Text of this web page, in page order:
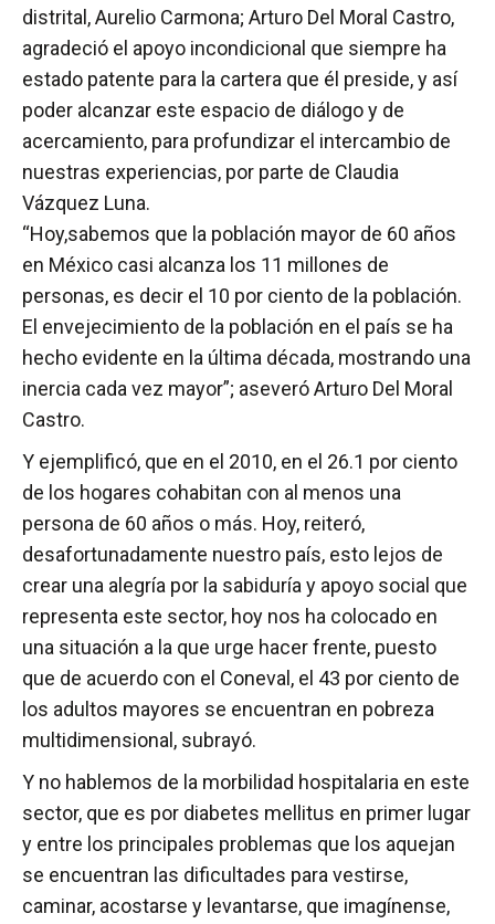
distrital, Aurelio Carmona; Arturo Del Moral Castro,
agradeció el apoyo incondicional que siempre ha
estado patente para la cartera que él preside, y así
poder alcanzar este espacio de diálogo y de
acercamiento, para profundizar el intercambio de
nuestras experiencias, por parte de Claudia
Vázquez Luna.
“Hoy,sabemos que la población mayor de 60 años
en México casi alcanza los 11 millones de
personas, es decir el 10 por ciento de la población.
El envejecimiento de la población en el país se ha
hecho evidente en la última década, mostrando una
inercia cada vez mayor”; aseveró Arturo Del Moral
Castro.
Y ejemplificó, que en el 2010, en el 26.1 por ciento
de los hogares cohabitan con al menos una
persona de 60 años o más. Hoy, reiteró,
desafortunadamente nuestro país, esto lejos de
crear una alegría por la sabiduría y apoyo social que
representa este sector, hoy nos ha colocado en
una situación a la que urge hacer frente, puesto
que de acuerdo con el Coneval, el 43 por ciento de
los adultos mayores se encuentran en pobreza
multidimensional, subrayó.
Y no hablemos de la morbilidad hospitalaria en este
sector, que es por diabetes mellitus en primer lugar
y entre los principales problemas que los aquejan
se encuentran las dificultades para vestirse,
caminar, acostarse y levantarse, que imagínense,